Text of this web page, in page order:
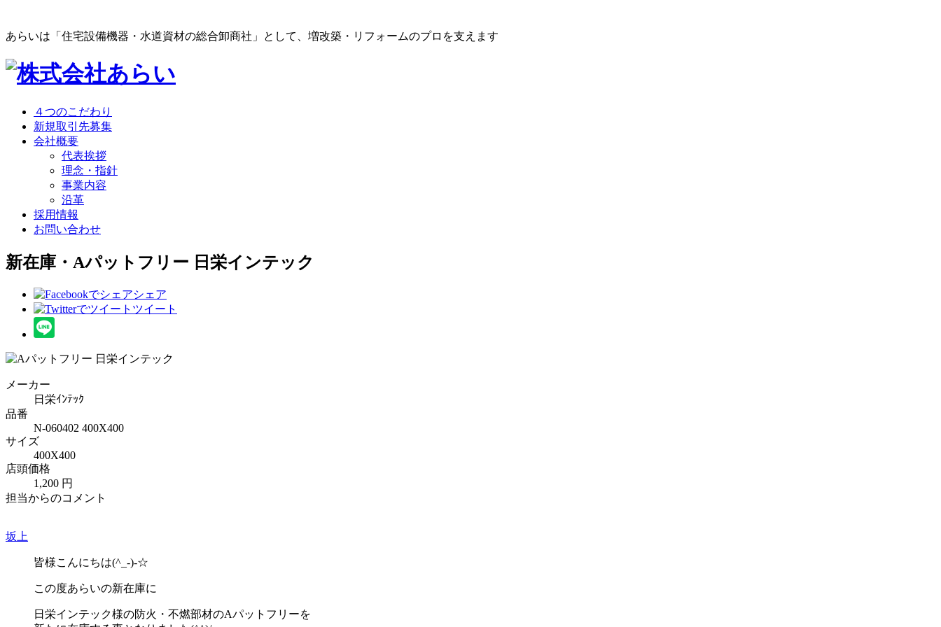
あらいは「住宅設備機器・水道資材の総合卸商社」として、増改築・リフォームのプロを支えます
４つのこだわり
新規取引先募集
会社概要
代表挨拶
理念・指針
事業内容
沿革
採用情報
お問い合わせ
新在庫・Aパットフリー 日栄インテック
シェア
ツイート
メーカー
日栄ｲﾝﾃｯｸ
品番
N-060402 400X400
サイズ
400X400
店頭価格
1,200 円
担当からのコメント
坂上
皆様こんにちは(^_-)-☆
この度あらいの新在庫に
日栄インテック様の防火・不燃部材のAパットフリーを